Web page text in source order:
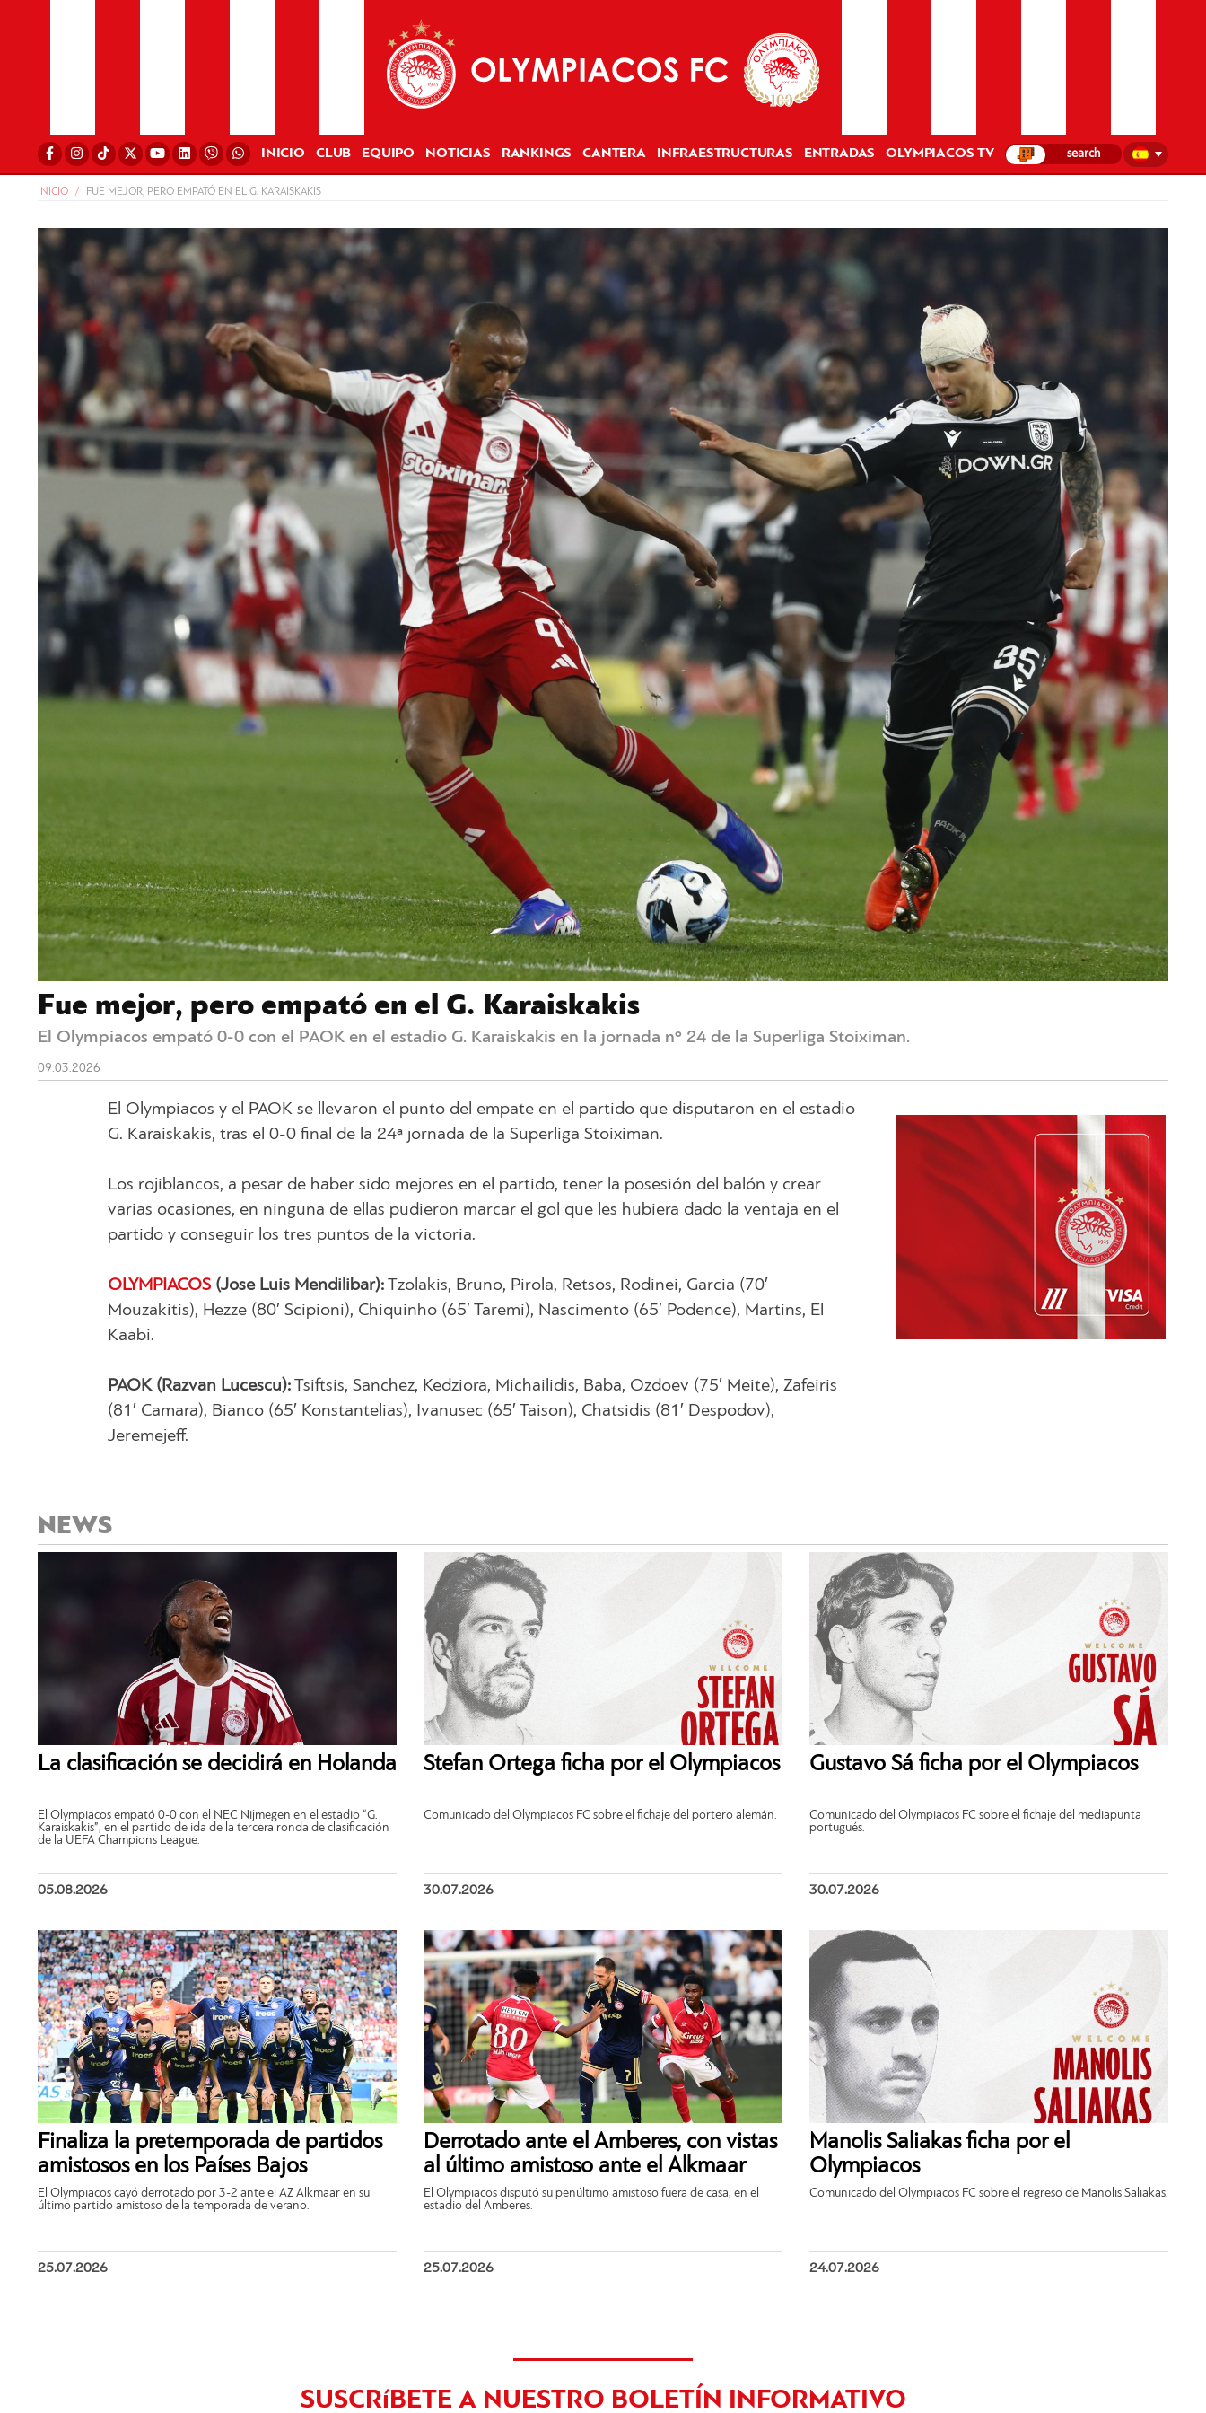
INICIO CLUB EQUIPO NOTICIAS RANKINGS CANTERA INFRAESTRUCTURAS ENTRADAS OLYMPIACOS TV
INICIO FUE MEJOR, PERO EMPATÓ EN EL G. KARAISKAKIS
Fue mejor, pero empató en el G. Karaiskakis
El Olympiacos empató 0-0 con el PAOK en el estadio G. Karaiskakis en la jornada nº 24 de la Superliga Stoiximan.
09.03.2026
El Olympiacos y el PAOK se llevaron el punto del empate en el partido que disputaron en el estadio
G. Karaiskakis, tras el 0-0 final de la 24ª jornada de la Superliga Stoiximan.
Los rojiblancos, a pesar de haber sido mejores en el partido, tener la posesión del balón y crear
varias ocasiones, en ninguna de ellas pudieron marcar el gol que les hubiera dado la ventaja en el
partido y conseguir los tres puntos de la victoria.
OLYMPIACOS (Jose Luis Mendilibar): Tzolakis, Bruno, Pirola, Retsos, Rodinei, Garcia (70′
Mouzakitis), Hezze (80′ Scipioni), Chiquinho (65′ Taremi), Nascimento (65′ Podence), Martins, El
Kaabi.
PAOK (Razvan Lucescu): Tsiftsis, Sanchez, Kedziora, Michailidis, Baba, Ozdoev (75′ Meite), Zafeiris
(81′ Camara), Bianco (65′ Konstantelias), Ivanusec (65′ Taison), Chatsidis (81′ Despodov),
Jeremejeff.
NEWS
La clasificación se decidirá en Holanda
El Olympiacos empató 0-0 con el NEC Nijmegen en el estadio “G.
Karaiskakis”, en el partido de ida de la tercera ronda de clasificación
de la UEFA Champions League.
05.08.2026
Stefan Ortega ficha por el Olympiacos
Comunicado del Olympiacos FC sobre el fichaje del portero alemán.
30.07.2026
Gustavo Sá ficha por el Olympiacos
Comunicado del Olympiacos FC sobre el fichaje del mediapunta
portugués.
30.07.2026
Finaliza la pretemporada de partidos
amistosos en los Países Bajos
El Olympiacos cayó derrotado por 3-2 ante el AZ Alkmaar en su
último partido amistoso de la temporada de verano.
25.07.2026
Derrotado ante el Amberes, con vistas
al último amistoso ante el Alkmaar
El Olympiacos disputó su penúltimo amistoso fuera de casa, en el
estadio del Amberes.
25.07.2026
Manolis Saliakas ficha por el
Olympiacos
Comunicado del Olympiacos FC sobre el regreso de Manolis Saliakas.
24.07.2026
SUSCRíBETE A NUESTRO BOLETÍN INFORMATIVO